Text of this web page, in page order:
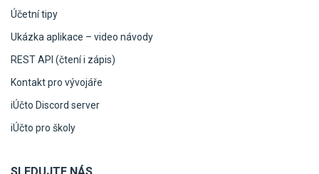
Účetní tipy
Ukázka aplikace – video návody
REST API (čtení i zápis)
Kontakt pro vývojáře
iÚčto Discord server
iÚčto pro školy